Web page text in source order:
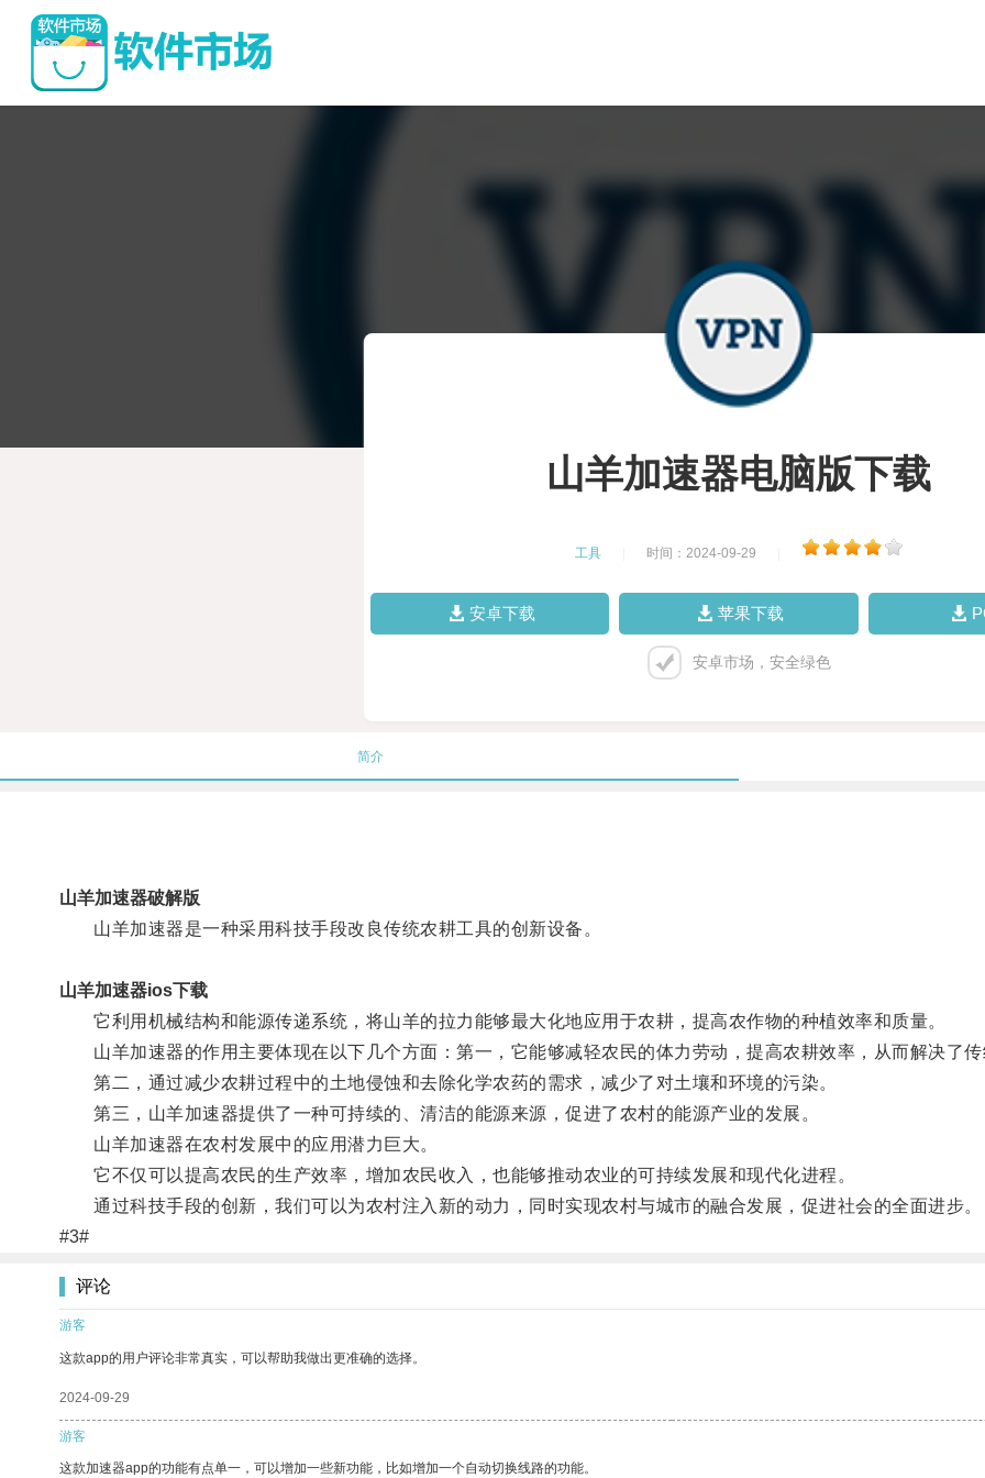
山羊加速器电脑版下载
工具 时间：2024-09-29
安卓下载 苹果下载
安卓市场，安全绿色
简介
山羊加速器破解版
山羊加速器是一种采用科技手段改良传统农耕工具的创新设备。
山羊加速器ios下载
它利用机械结构和能源传递系统，将山羊的拉力能够最大化地应用于农耕，提高农作物的种植效率和质量。
山羊加速器的作用主要体现在以下几个方面：第一，它能够减轻农民的体力劳动，提高农耕效率，从而解决了传
第二，通过减少农耕过程中的土地侵蚀和去除化学农药的需求，减少了对土壤和环境的污染。
第三，山羊加速器提供了一种可持续的、清洁的能源来源，促进了农村的能源产业的发展。
山羊加速器在农村发展中的应用潜力巨大。
它不仅可以提高农民的生产效率，增加农民收入，也能够推动农业的可持续发展和现代化进程。
通过科技手段的创新，我们可以为农村注入新的动力，同时实现农村与城市的融合发展，促进社会的全面进步。
#3#
评论
游客
这款app的用户评论非常真实，可以帮助我做出更准确的选择。
2024-09-29
游客
这款加速器app的功能有点单一，可以增加一些新功能，比如增加一个自动切换线路的功能。